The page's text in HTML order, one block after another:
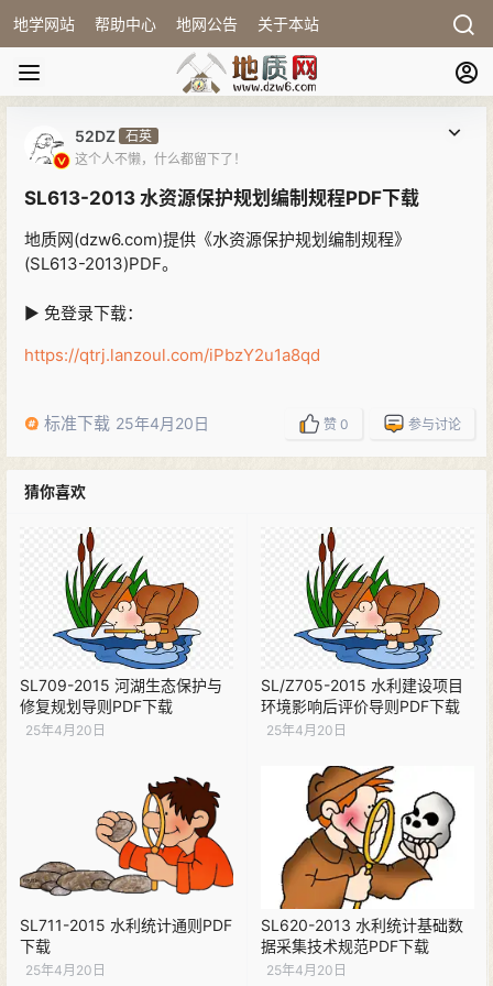
地学网站 帮助中心 地网公告 关于本站
52DZ 石英
这个人不懒，什么都留下了！
SL613-2013 水资源保护规划编制规程PDF下载
地质网(dzw6.com)提供《水资源保护规划编制规程》
(SL613-2013)PDF。
▶ 免登录下载：
https://qtrj.lanzoul.com/iPbzY2u1a8qd
标准下载 25年4月20日 赞 0 参与讨论
猜你喜欢
SL709-2015 河湖生态保护与
修复规划导则PDF下载
25年4月20日
SL/Z705-2015 水利建设项目
环境影响后评价导则PDF下载
25年4月20日
SL711-2015 水利统计通则PDF
下载
25年4月20日
SL620-2013 水利统计基础数
据采集技术规范PDF下载
25年4月20日